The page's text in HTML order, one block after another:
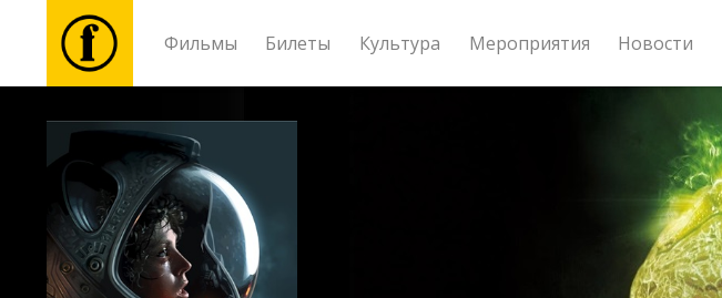
Фильмы Билеты Культура Мероприятия Новости
Фильмы
Билеты
Культура